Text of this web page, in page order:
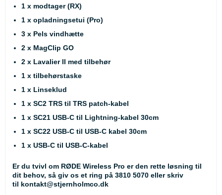
1 x modtager (RX)
1 x opladningsetui (Pro)
3 x Pels vindhætte
2 x MagClip GO
2 x Lavalier II med tilbehør
1 x tilbehørstaske
1 x Linseklud
1 x SC2 TRS til TRS patch-kabel
1 x SC21 USB-C til Lightning-kabel 30cm
1 x SC22 USB-C til USB-C kabel 30cm
1 x USB-C til USB-C-kabel
Er du tvivl om RØDE Wireless Pro er den rette løsning til
dit behov, så giv os et ring på 3810 5070 eller skriv
til kontakt@stjernholmco.dk